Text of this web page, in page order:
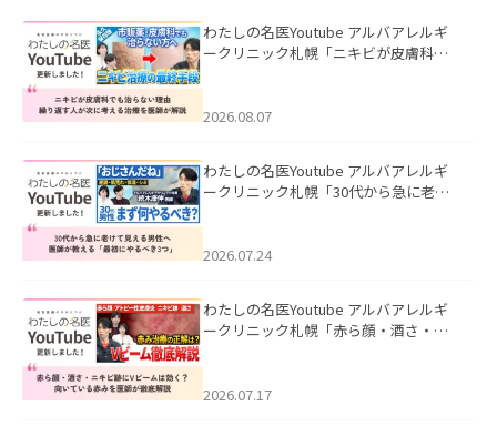
わたしの名医Youtube アルバアレルギ
ークリニック札幌「ニキビが皮膚科で
ました。
2026.08.07
わたしの名医Youtube アルバアレルギ
ークリニック札幌「30代から急に老け
た。
2026.07.24
わたしの名医Youtube アルバアレルギ
ークリニック札幌「赤ら顔・酒さ・ニ
した。
2026.07.17